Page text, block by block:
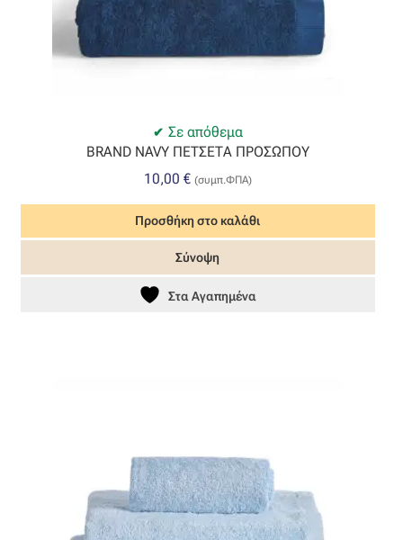
Σε απόθεμα
BRAND NAVY ΠΕΤΣΕΤΑ ΠΡΟΣΩΠΟΥ
10,00 € (συμπ.ΦΠΑ)
Προσθήκη στο καλάθι
Σύνοψη
Στα Αγαπημένα